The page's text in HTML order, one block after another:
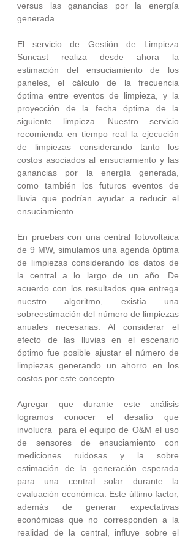
versus las ganancias por la energía
generada.
El servicio de Gestión de Limpieza
Suncast realiza desde ahora la
estimación del ensuciamiento de los
paneles, el cálculo de la frecuencia
óptima entre eventos de limpieza, y la
proyección de la fecha óptima de la
siguiente limpieza. Nuestro servicio
recomienda en tiempo real la ejecución
de limpiezas considerando tanto los
costos asociados al ensuciamiento y las
ganancias por la energía generada,
como también los futuros eventos de
lluvia que podrían ayudar a reducir el
ensuciamiento.
En pruebas con una central fotovoltaica
de 9 MW, simulamos una agenda óptima
de limpiezas considerando los datos de
la central a lo largo de un año. De
acuerdo con los resultados que entrega
nuestro algoritmo, existía una
sobreestimación del número de limpiezas
anuales necesarias. Al considerar el
efecto de las lluvias en el escenario
óptimo fue posible ajustar el número de
limpiezas generando un ahorro en los
costos por este concepto.
Agregar que durante este análisis
logramos conocer el desafío que
involucra  para el equipo de O&M el uso
de sensores de ensuciamiento con
mediciones ruidosas y la sobre
estimación de la generación esperada
para una central solar durante la
evaluación económica. Este último factor,
además de generar expectativas
económicas que no corresponden a la
realidad de la central, influye sobre el